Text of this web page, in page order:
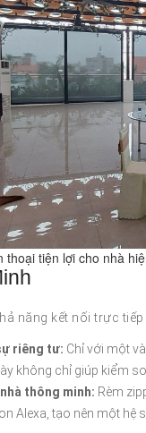
thoại tiện lợi cho nhà
năng kết nối trực
riêng tư: Chỉ với một
không chỉ giúp kiểm
thông minh: Rèm
Alexa, tạo nên một hệ